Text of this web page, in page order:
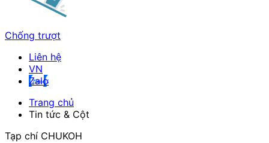
Chống trượt
Liên hệ
Zalo
Trang chủ
Tin tức & Cột
Tạp chí CHUKOH